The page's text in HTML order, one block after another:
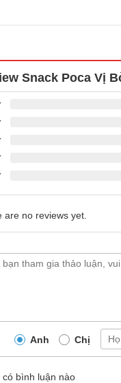
Snack Poca Vị
are no reviews yet.
Anh Chị
có bình luận nào